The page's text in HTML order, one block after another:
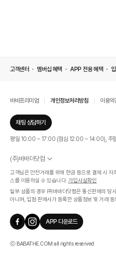
고객센터 멤버십 혜택 APP 전용 혜택
바바프리미엄 개인정보처리방침 이용약
채팅 상담하기
평일 10:00 ~ 17:00 (점심 12:00 ~ 14:00), 주
(주)바바더닷컴
서울특별시 서초구 신반포로 339, 논현빌딩 (대
사업자 등록번호 569-86-01308
통신판매업신고번호 제 2019 - 서울 서초 -
개인정보관리책임자 : 김효영
인증범위
온라인 쇼핑몰 서비스(바바더
유효기간
2024.07.17 ~ 2027.07.16
고객님은 안전거래를 위해 현금 등으로 결제 시
스를 이용하실 수 있습니다. 가입사실확인
일부 상품의 경우 ㈜바바더닷컴은 통신판매의 당
아니며, 입점 판매사가 등록한 상품정보 및 거래
APP 다운로드
ⓒ BABATHE.COM all rights reserved